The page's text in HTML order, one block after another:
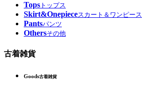
Tops トップス
Skirt&Onepieceスカート＆ワンピース
Pantsパンツ
Othersその他
古着雑貨
Goods古着雑貨